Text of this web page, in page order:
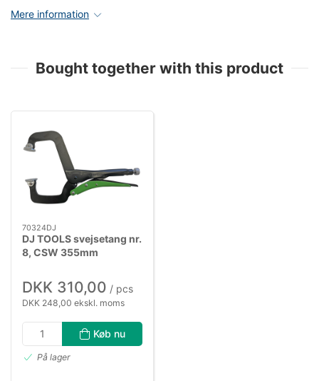
Mere information
Bought together with this product
70324DJ
DJ TOOLS svejsetang nr.
8, CSW 355mm
DKK 310,00 / pcs
DKK 248,00 ekskl. moms
Køb nu
På lager